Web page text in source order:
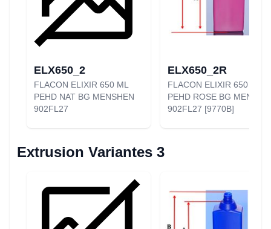
ELX650_2
FLACON ELIXIR 650 ML
PEHD NAT BG MENSHEN
902FL27
ELX650_2R
FLACON ELIXIR 650 ML
PEHD ROSE BG
902FL27 [9770B]
Extrusion Variantes 3